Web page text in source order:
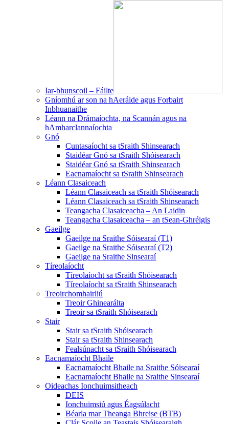
Iar-bhunscoil – Fáilte
Gníomhú ar son na hAeráide agus Forbairt
Inbhuanaithe
Léann na Drámaíochta, na Scannán agus na
hAmharclannaíochta
Gnó
Cuntasaíocht sa tSraith Shinsearach
Staidéar Gnó sa tSraith Shóisearach
Staidéar Gnó sa tSraith Shinsearach
Eacnamaíocht sa tSraith Shinsearach
Léann Clasaiceach
Léann Clasaiceach sa tSraith Shóisearach
Léann Clasaiceach sa tSraith Shinsearach
Teangacha Clasaiceacha – An Laidin
Teangacha Clasaiceacha – an tSean-Ghréigis
Gaeilge
Gaeilge na Sraithe Sóisearaí (T1)
Gaeilge na Sraithe Sóisearaí (T2)
Gaeilge na Sraithe Sinsearaí
Tíreolaíocht
Tíreolaíocht sa tSraith Shóisearach
Tíreolaíocht sa tSraith Shinsearach
Treoirchomhairliú
Treoir Ghinearálta
Treoir sa tSraith Shóisearach
Stair
Stair sa tSraith Shóisearach
Stair sa tSraith Shinsearach
Fealsúnacht sa tSraith Shóisearach
Eacnamaíocht Bhaile
Eacnamaíocht Bhaile na Sraithe Sóisearaí
Eacnamaíocht Bhaile na Sraithe Sinsearaí
Oideachas Ionchuimsitheach
DEIS
Ionchuimsiú agus Éagsúlacht
Béarla mar Theanga Bhreise (BTB)